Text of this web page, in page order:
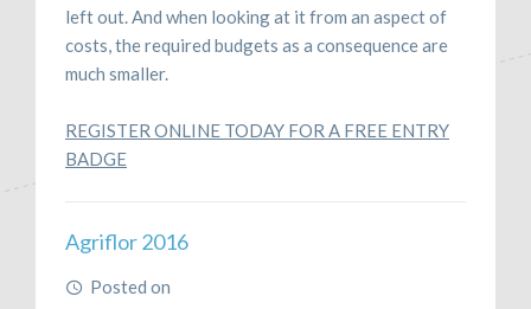
left out. And when looking at it from an aspect of
costs, the required budgets as a consequence are
much smaller.
REGISTER ONLINE TODAY FOR A FREE ENTRY
BADGE
Agriflor 2016
Posted on